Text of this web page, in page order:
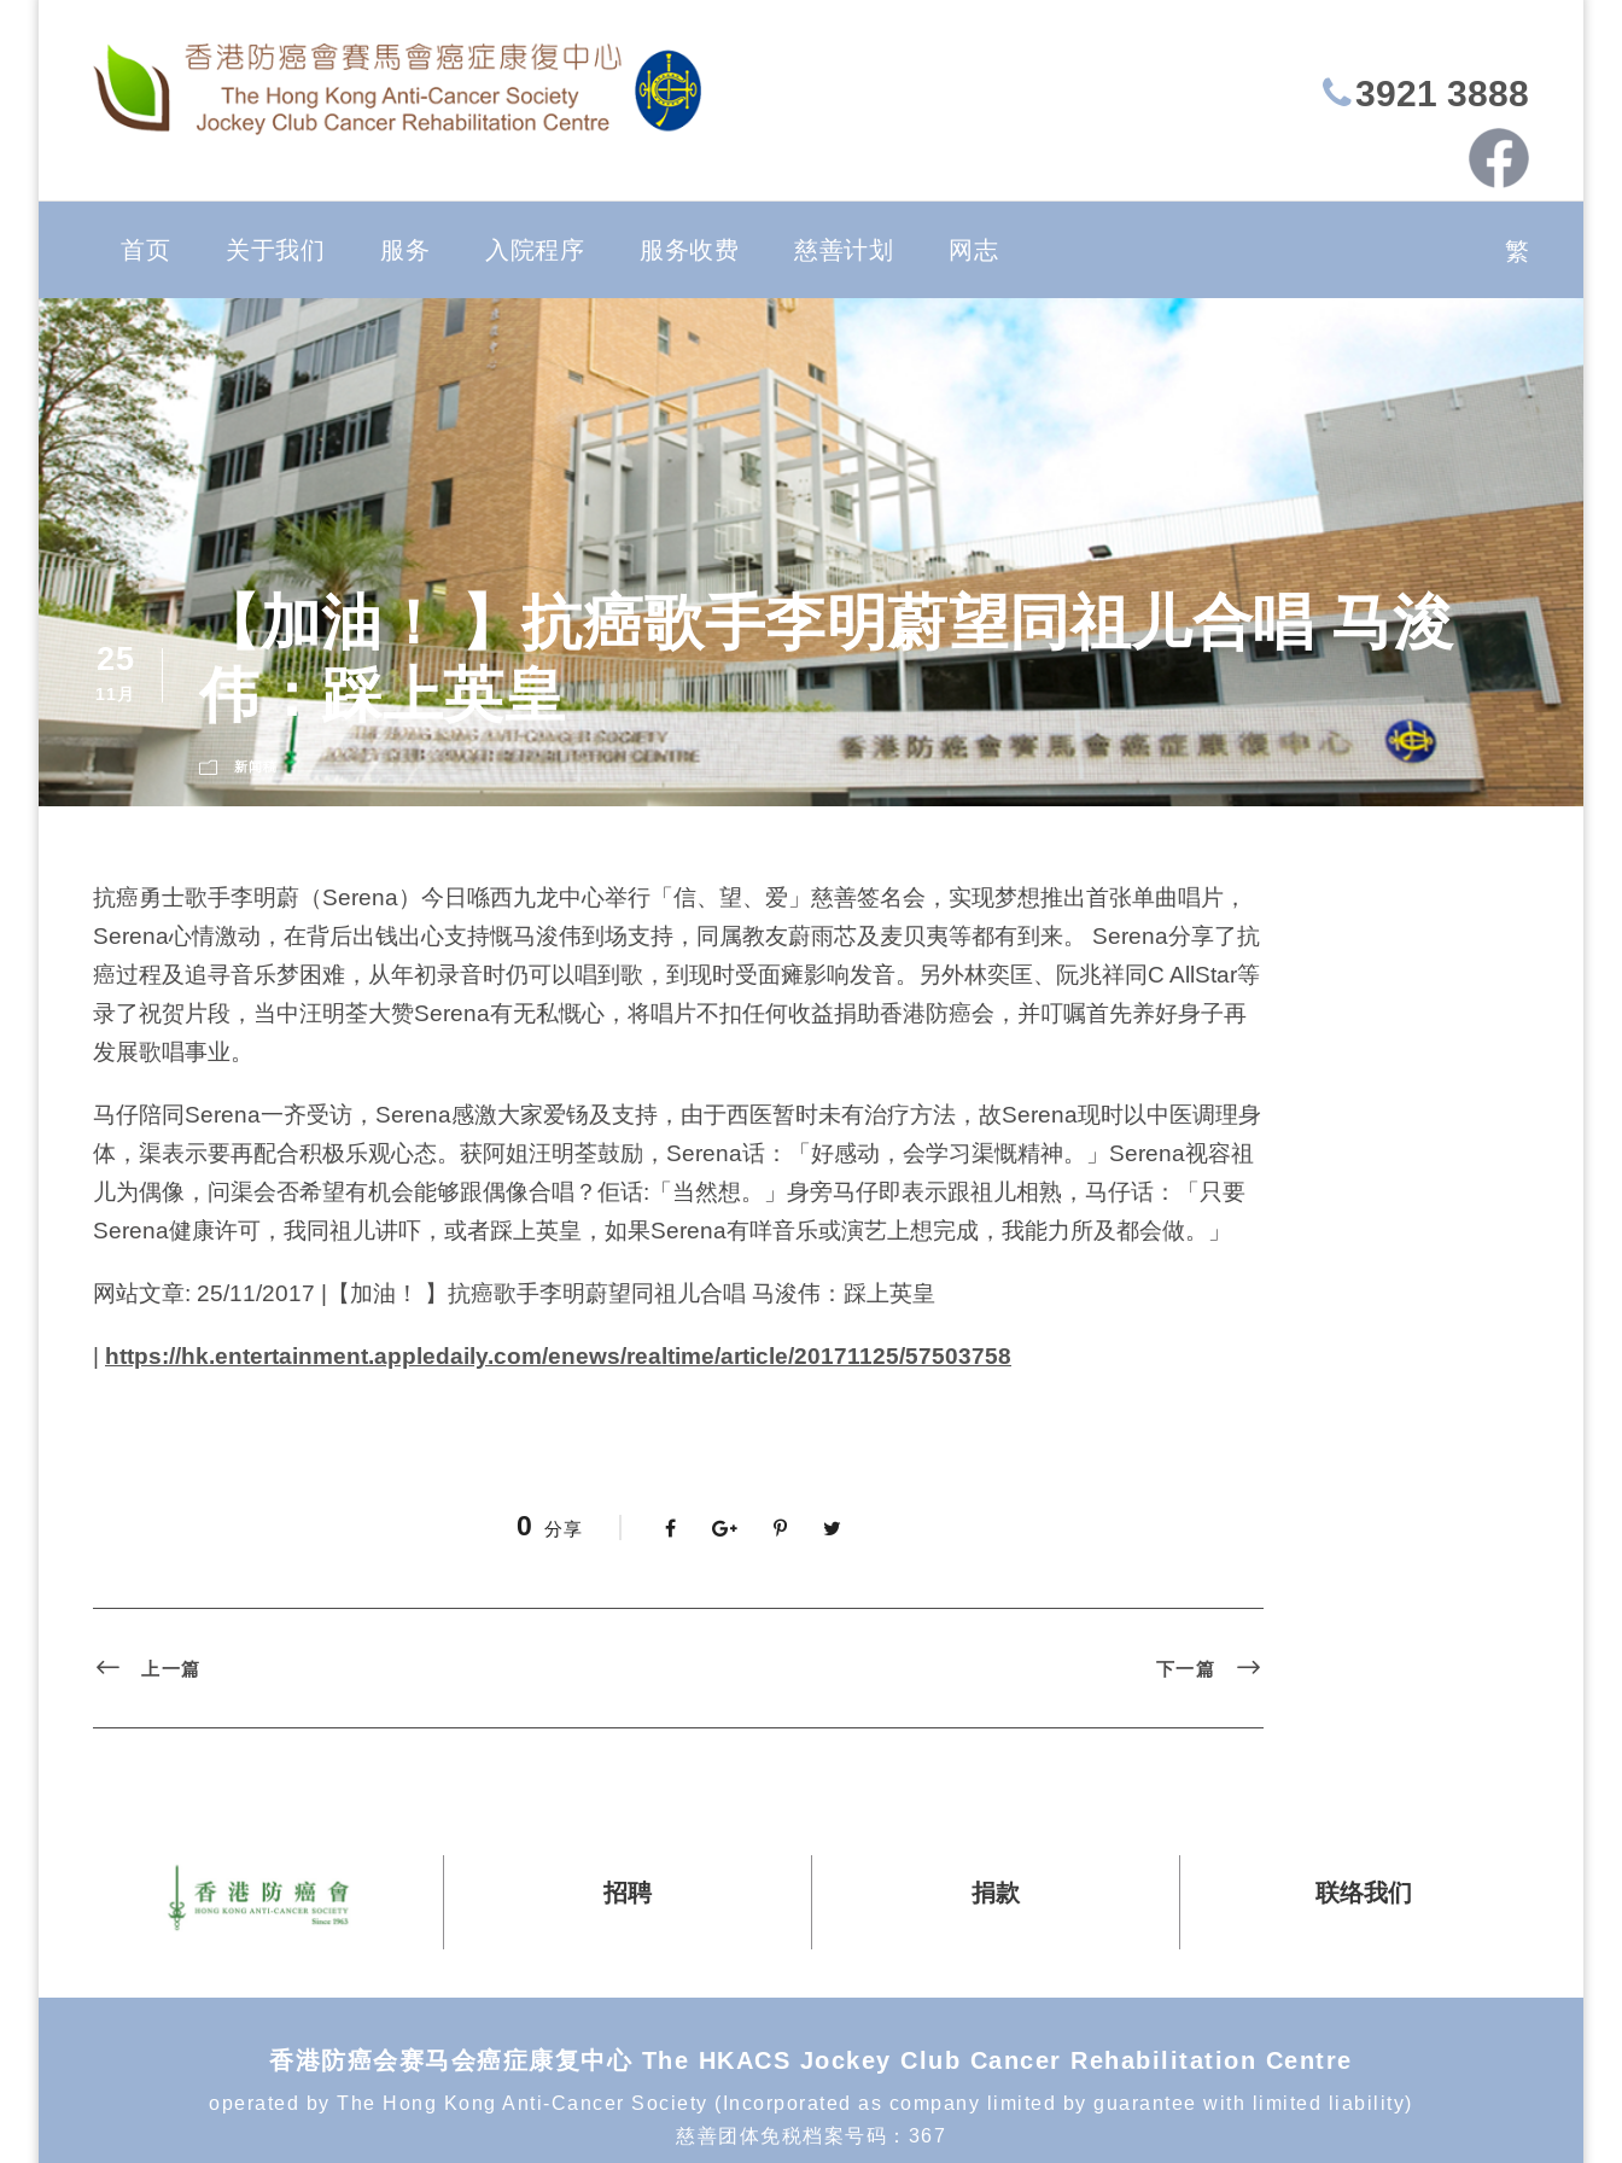
3921 3888
首页 关于我们 服务 入院程序 服务收费 慈善计划 网志 繁
25
11月
【加油！ 】抗癌歌手李明蔚望同祖儿合唱 马浚
伟：踩上英皇
新闻稿
抗癌勇士歌手李明蔚（Serena）今日喺西九龙中心举行「信、望、爱」慈善签名会，实现梦想推出首张单曲唱片，
Serena心情激动，在背后出钱出心支持慨马浚伟到场支持，同属教友蔚雨芯及麦贝夷等都有到来。 Serena分享了抗
癌过程及追寻音乐梦困难，从年初录音时仍可以唱到歌，到现时受面瘫影响发音。另外林奕匡、阮兆祥同C AllStar等
录了祝贺片段，当中汪明荃大赞Serena有无私慨心，将唱片不扣任何收益捐助香港防癌会，并叮嘱首先养好身子再
发展歌唱事业。
马仔陪同Serena一齐受访，Serena感激大家爱钖及支持，由于西医暂时未有治疗方法，故Serena现时以中医调理身
体，渠表示要再配合积极乐观心态。获阿姐汪明荃鼓励，Serena话：「好感动，会学习渠慨精神。」Serena视容祖
儿为偶像，问渠会否希望有机会能够跟偶像合唱？佢话:「当然想。」身旁马仔即表示跟祖儿相熟，马仔话：「只要
Serena健康许可，我同祖儿讲吓，或者踩上英皇，如果Serena有咩音乐或演艺上想完成，我能力所及都会做。」
网站文章: 25/11/2017 |【加油！ 】抗癌歌手李明蔚望同祖儿合唱 马浚伟：踩上英皇
https://hk.entertainment.appledaily.com/enews/realtime/article/20171125/57503758
0 分享
上一篇 下一篇
招聘 捐款 联络我们
香港防癌会赛马会癌症康复中心 The HKACS Jockey Club Cancer Rehabilitation Centre
operated by The Hong Kong Anti-Cancer Society (Incorporated as company limited by guarantee with limited liability)
慈善团体免税档案号码：367